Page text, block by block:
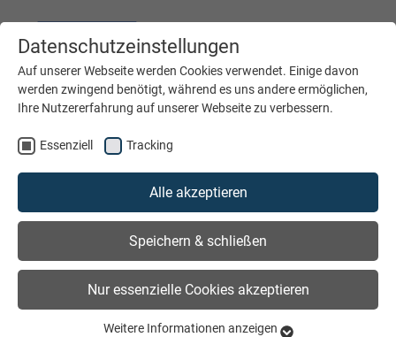
DEUTSCH
Datenschutzeinstellungen
Auf unserer Webseite werden Cookies verwendet. Einige davon
werden zwingend benötigt, während es uns andere ermöglichen,
Ihre Nutzererfahrung auf unserer Webseite zu verbessern.
Essenziell Tracking
Alle akzeptieren
Speichern & schließen
Nur essenzielle Cookies akzeptieren
Weitere Informationen anzeigen